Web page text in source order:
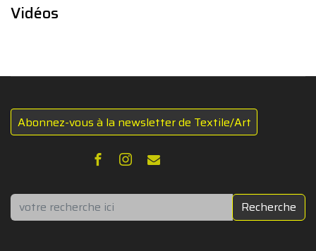
Vidéos
Abonnez-vous à la newsletter de Textile/Art
Rechercher Recherche